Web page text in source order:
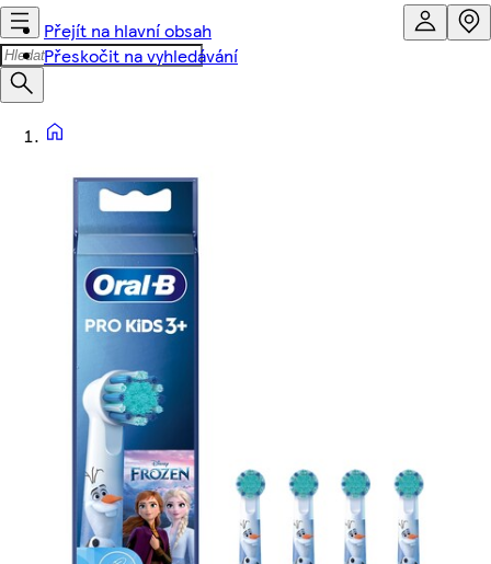
Přejít na hlavní obsah
Přeskočit na vyhledávání